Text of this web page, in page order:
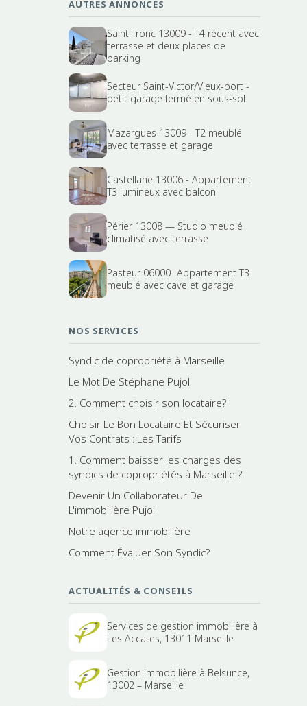
AUTRES ANNONCES
Saint Tronc 13009 - T4 récent avec
terrasse et deux places de
parking
Secteur Saint-Victor/Vieux-port -
petit garage fermé en sous-sol
Mazargues 13009 - T2 meublé
avec terrasse et garage
Castellane 13006 - Appartement
T3 lumineux avec balcon
Périer 13008 — Studio meublé
climatisé avec terrasse
Pasteur 06000- Appartement T3
meublé avec cave et garage
NOS SERVICES
Syndic de copropriété à Marseille
Le Mot De Stéphane Pujol
2. Comment choisir son locataire?
Choisir Le Bon Locataire Et Sécuriser
Vos Contrats : Les Tarifs
1. Comment baisser les charges des
syndics de copropriétés à Marseille ?
Devenir Un Collaborateur De
L'immobilière Pujol
Notre agence immobilière
Comment Évaluer Son Syndic?
ACTUALITÉS & CONSEILS
Services de gestion immobilière à
Les Accates, 13011 Marseille
Gestion immobilière à Belsunce,
13002 – Marseille